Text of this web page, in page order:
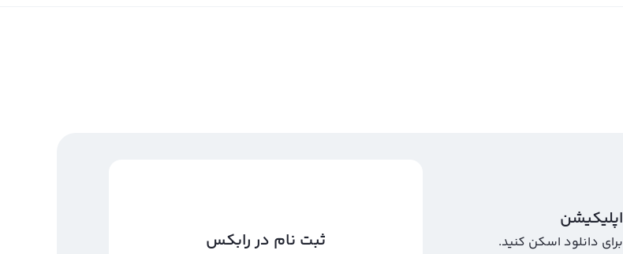
اپلیکیشن
برای دانلود اسکن کنید. ثبت نام در رابکس